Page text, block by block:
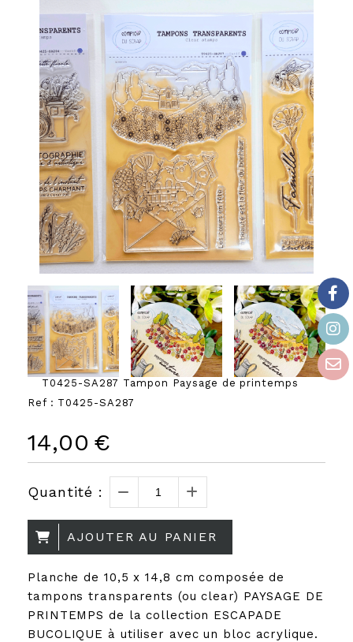
T0425-SA287 Tampon Paysage de printemps
Ref : T0425-SA287
14,00 €
Quantité :
AJOUTER AU PANIER
Planche de 10,5 x 14,8 cm composée de
tampons transparents (ou clear) PAYSAGE DE
PRINTEMPS de la collection ESCAPADE
BUCOLIQUE à utiliser avec un bloc acrylique.